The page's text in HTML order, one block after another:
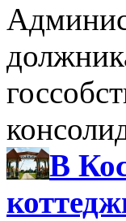
В